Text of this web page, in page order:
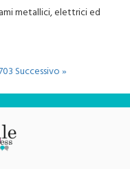
metallici, elettrici ed
Successivo »